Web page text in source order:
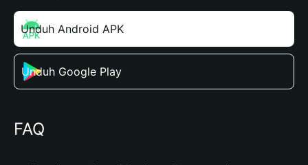
Unduh Android APK
Unduh Google Play
FAQ